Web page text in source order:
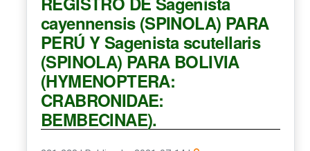
cayennensis (SPINOLA) PARA
PERÚ Y Sagenista scutellaris
(SPINOLA) PARA BOLIVIA
(HYMENOPTERA:
CRABRONIDAE:
BEMBECINAE).